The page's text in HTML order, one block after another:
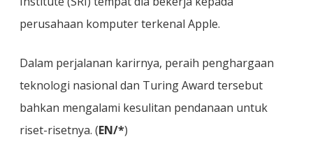
perusahaan komputer terkenal Apple.
Dalam perjalanan karirnya, peraih penghargaan
teknologi nasional dan Turing Award tersebut
bahkan mengalami kesulitan pendanaan untuk
riset-risetnya. (EN/*)